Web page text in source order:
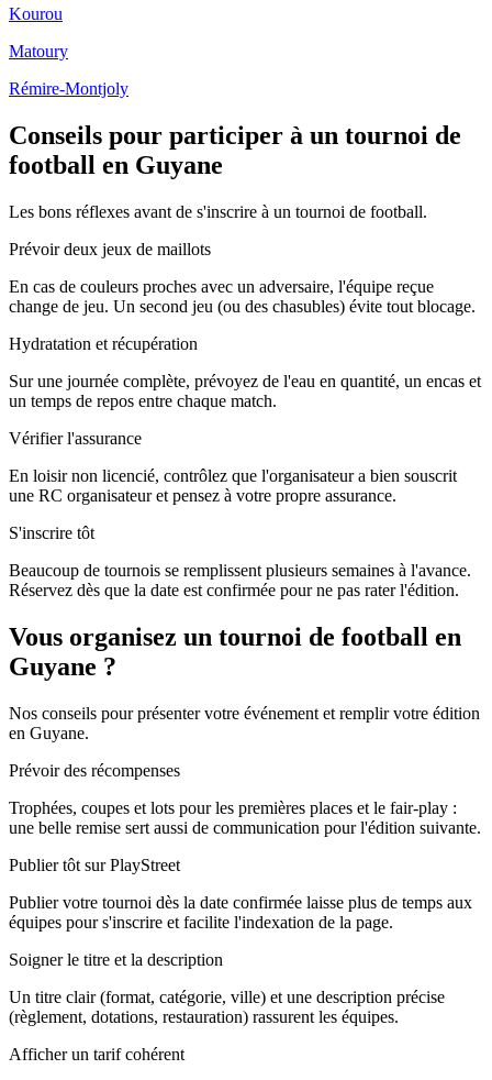
Kourou
Matoury
Rémire-Montjoly
Conseils pour participer à un tournoi de
football en Guyane
Les bons réflexes avant de s'inscrire à un tournoi de football.
Prévoir deux jeux de maillots
En cas de couleurs proches avec un adversaire, l'équipe reçue
change de jeu. Un second jeu (ou des chasubles) évite tout blocage.
Hydratation et récupération
Sur une journée complète, prévoyez de l'eau en quantité, un encas et
un temps de repos entre chaque match.
Vérifier l'assurance
En loisir non licencié, contrôlez que l'organisateur a bien souscrit
une RC organisateur et pensez à votre propre assurance.
S'inscrire tôt
Beaucoup de tournois se remplissent plusieurs semaines à l'avance.
Réservez dès que la date est confirmée pour ne pas rater l'édition.
Vous organisez un tournoi de football en
Guyane ?
Nos conseils pour présenter votre événement et remplir votre édition
en Guyane.
Prévoir des récompenses
Trophées, coupes et lots pour les premières places et le fair-play :
une belle remise sert aussi de communication pour l'édition suivante.
Publier tôt sur PlayStreet
Publier votre tournoi dès la date confirmée laisse plus de temps aux
équipes pour s'inscrire et facilite l'indexation de la page.
Soigner le titre et la description
Un titre clair (format, catégorie, ville) et une description précise
(règlement, dotations, restauration) rassurent les équipes.
Afficher un tarif cohérent